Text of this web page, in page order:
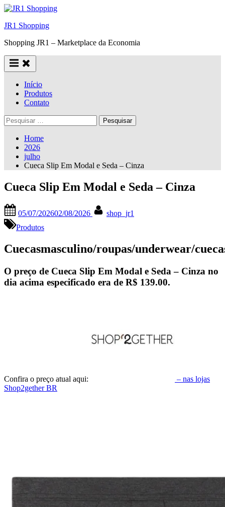
Skip
content
JR1 Shopping
Shopping JR1 – Marketplace da Economia
Início
Produtos
Contato
Pesquisar
por:
Home
2026
julho
Cueca Slip Em Modal e Seda – Cinza
Cueca Slip Em Modal e Seda – Cinza
on
05/07/202602/08/2026
shop_jr1
Produtos
Cuecasmasculino/roupas/underwear/
O preço de Cueca Slip Em Modal e Seda – Cinza no
dia acima especificado era de R$ 139.00.
Confira o preço atual aqui:
– nas lojas
Shop2gether BR